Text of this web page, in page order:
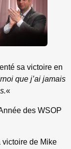
sa victoire en
que j’ai jamais
«
des WSOP
victoire de Mike